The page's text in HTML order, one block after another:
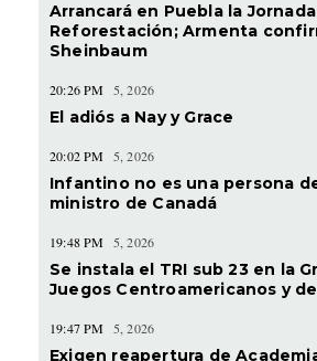
Arrancará en Puebla la
Reforestación; Armenta
Sheinbaum
20:26 PM 5, 2026
El adiós a Nay y Grace
20:02 PM 5, 2026
Infantino no es una persona
ministro de Canadá
19:48 PM 5, 2026
Se instala el TRI sub 23 en la
Juegos Centroamericanos y
19:47 PM 5, 2026
Exigen reapertura de